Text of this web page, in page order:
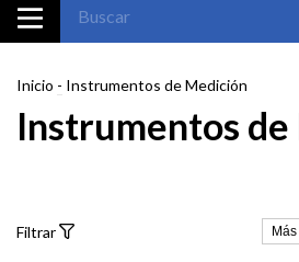
Inicio - Instrumentos de Medición
Instrumentos
Filtrar